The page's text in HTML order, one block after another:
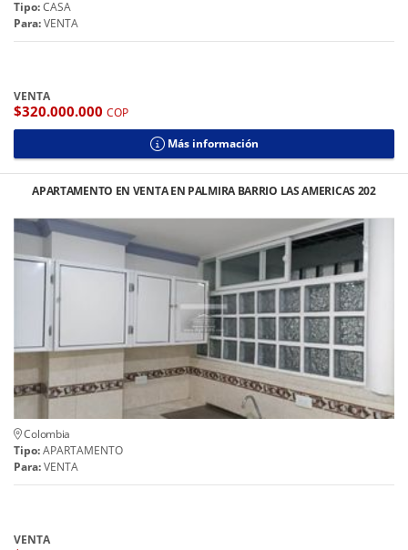
Tipo:CASA
Para:VENTA
VENTA
$320.000.000 COP
Más información
APARTAMENTO EN VENTA EN PALMIRA BARRIO LAS AMERICAS 202
Colombia
Tipo:APARTAMENTO
Para:VENTA
VENTA